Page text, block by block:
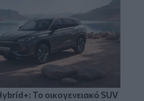
Το οικογενειακό SUV